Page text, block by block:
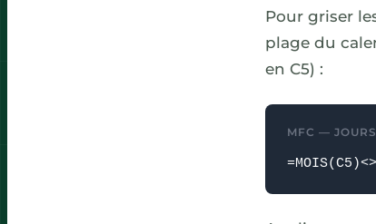
Pour griser
plage du
en C5) :
MFC —